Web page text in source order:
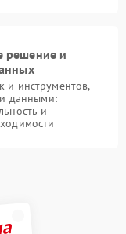
решение и
и инструментов,
данными:
и